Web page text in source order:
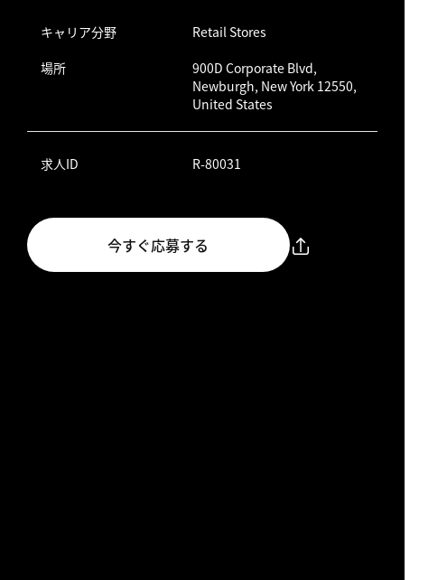
キャリア分野
Retail Stores
場所
900D Corporate Blvd,
Newburgh, New York 12550,
United States
求人ID R-80031
今すぐ応募する